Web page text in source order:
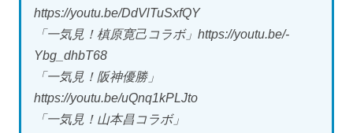
https://youtu.be/DdVlTuSxfQY
「一気見！槙原寛己コラボ」https://youtu.be/-
Ybg_dhbT68
「一気見！阪神優勝」
https://youtu.be/uQnq1kPLJto
「一気見！山本昌コラボ」